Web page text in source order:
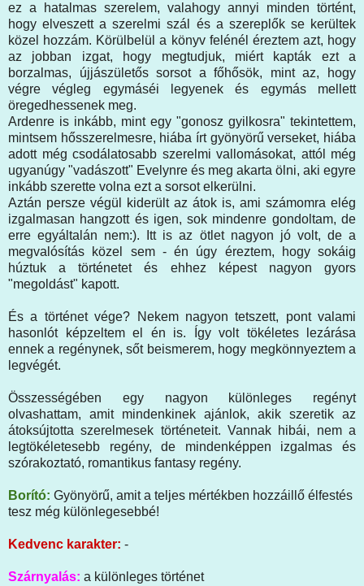
ez a hatalmas szerelem, valahogy annyi minden történt,
hogy elveszett a szerelmi szál és a szereplők se kerültek
közel hozzám. Körülbelül a könyv felénél éreztem azt, hogy
az jobban izgat, hogy megtudjuk, miért kapták ezt a
borzalmas, újjászületős sorsot a főhősök, mint az, hogy
végre végleg egymáséi legyenek és egymás mellett
öregedhessenek meg.
Ardenre is inkább, mint egy "gonosz gyilkosra" tekintettem,
mintsem hősszerelmesre, hiába írt gyönyörű verseket, hiába
adott még csodálatosabb szerelmi vallomásokat, attól még
ugyanúgy "vadászott" Evelynre és meg akarta ölni, aki egyre
inkább szerette volna ezt a sorsot elkerülni.
Aztán persze végül kiderült az átok is, ami számomra elég
izgalmasan hangzott és igen, sok mindenre gondoltam, de
erre egyáltalán nem:). Itt is az ötlet nagyon jó volt, de a
megvalósítás közel sem - én úgy éreztem, hogy sokáig
húztuk a történetet és ehhez képest nagyon gyors
"megoldást" kapott.
És a történet vége? Nekem nagyon tetszett, pont valami
hasonlót képzeltem el én is. Így volt tökéletes lezárása
ennek a regénynek, sőt beismerem, hogy megkönnyeztem a
legvégét.
Összességében egy nagyon különleges regényt
olvashattam, amit mindenkinek ajánlok, akik szeretik az
átoksújtotta szerelmesek történeteit. Vannak hibái, nem a
legtökéletesebb regény, de mindenképpen izgalmas és
szórakoztató, romantikus fantasy regény.
Borító: Gyönyörű, amit a teljes mértékben hozzáillő élfestés
tesz még különlegesebbé!
Kedvenc karakter: -
Szárnyalás: a különleges történet